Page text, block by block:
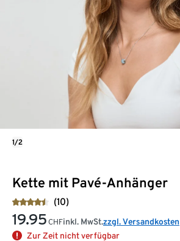
Kette mit Pavé-Anhänger
(10)
19.95 CHFinkl. MwSt.zzgl. Versandkosten
Zur Zeit nicht verfügbar
1/2